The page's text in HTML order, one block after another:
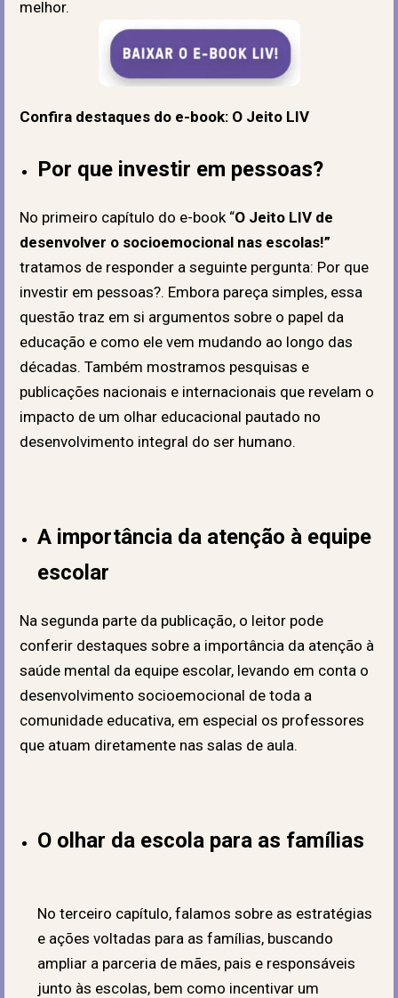
melhor.
Confira destaques do e-book: O Jeito LIV
Por que investir em pessoas?
No primeiro capítulo do e-book “O Jeito LIV de
desenvolver o socioemocional nas escolas!”
tratamos de responder a seguinte pergunta: Por que
investir em pessoas?. Embora pareça simples, essa
questão traz em si argumentos sobre o papel da
educação e como ele vem mudando ao longo das
décadas. Também mostramos pesquisas e
publicações nacionais e internacionais que revelam o
impacto de um olhar educacional pautado no
desenvolvimento integral do ser humano.
A importância da atenção à equipe
escolar
Na segunda parte da publicação, o leitor pode
conferir destaques sobre a importância da atenção à
saúde mental da equipe escolar, levando em conta o
desenvolvimento socioemocional de toda a
comunidade educativa, em especial os professores
que atuam diretamente nas salas de aula.
O olhar da escola para as famílias
No terceiro capítulo, falamos sobre as estratégias
e ações voltadas para as famílias, buscando
ampliar a parceria de mães, pais e responsáveis
junto às escolas, bem como incentivar um